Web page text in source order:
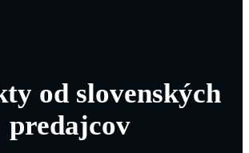
od slovenských
predajcov